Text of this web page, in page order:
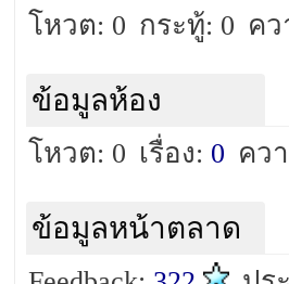
โหวต: 0 กระทู้: 0 ค
ข้อมูลห้อง
โหวต: 0 เรื่อง: 0 คว
ข้อมูลหน้าตลาด